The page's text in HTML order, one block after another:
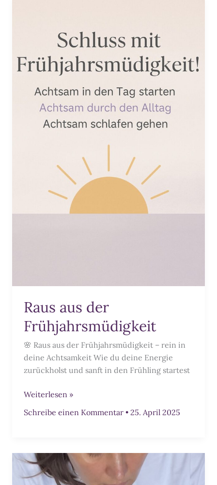
Raus aus der
Frühjahrsmüdigkeit
🌸 Raus aus der Frühjahrsmüdigkeit – rein in
deine Achtsamkeit Wie du deine Energie
zurückholst und sanft in den Frühling startest
Raus
der
Weiterlesen »
Schreibe einen Kommentar • 25. April 2025